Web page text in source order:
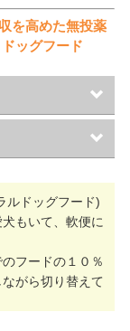
を高めた無投薬
ッグフード
ルドッグフード)
もいて、軟便に
フードの１０％
がら切り替えて